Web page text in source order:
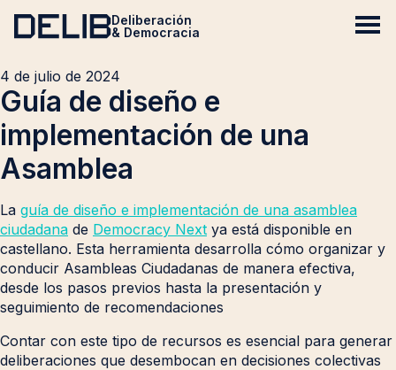
Deliberación
& Democracia
4 de julio de 2024
Guía de diseño e
implementación de una
Asamblea
La guía de diseño e implementación de una asamblea
ciudadana de Democracy Next ya está disponible en
castellano. Esta herramienta desarrolla cómo organizar y
conducir Asambleas Ciudadanas de manera efectiva,
desde los pasos previos hasta la presentación y
seguimiento de recomendaciones
Contar con este tipo de recursos es esencial para generar
deliberaciones que desembocan en decisiones colectivas